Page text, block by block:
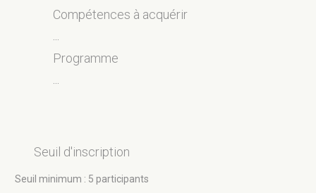
Compétences à acquérir
...
Programme
...
Seuil d'inscription
Seuil minimum : 5 participants